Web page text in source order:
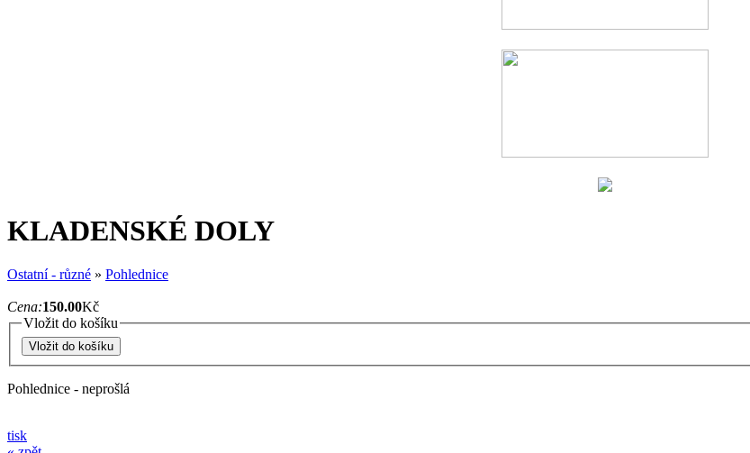
KLADENSKÉ DOLY
Ostatní - různé » Pohlednice
Cena:150.00Kč
Vložit do košíku
Pohlednice - neprošlá
tisk